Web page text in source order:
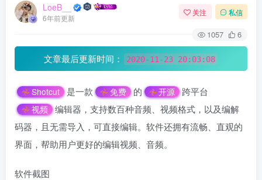
LoeB__
6年前更新
关注 私信
1057 6
文章最后更新时间： 2020-11-23 20:03:08
Shotcut 是一款 免费 的 开源 跨平台
视频
编辑器，支持数百种音频、视频格式，以及编解
码器，且无需导入，可直接编辑。软件还拥有流畅、直观的
界面，帮助用户更好的编辑视频、音频。
软件截图